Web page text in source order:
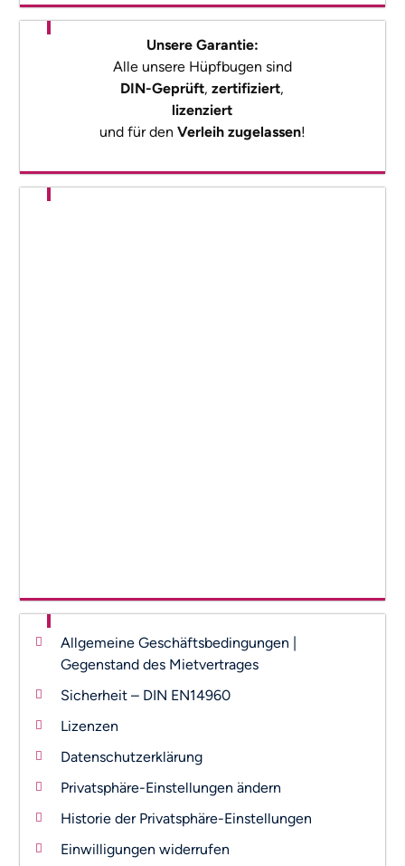
Unsere Garantie:
Alle unsere Hüpfbugen sind
DIN-Geprüft,zertifiziert,
lizenziert
und für den Verleih zugelassen!
Allgemeine Geschäftsbedingungen |
Gegenstand des Mietvertrages
Sicherheit – DIN EN14960
Lizenzen
Datenschutzerklärung
Privatsphäre-Einstellungen ändern
Historie der Privatsphäre-Einstellungen
Einwilligungen widerrufen